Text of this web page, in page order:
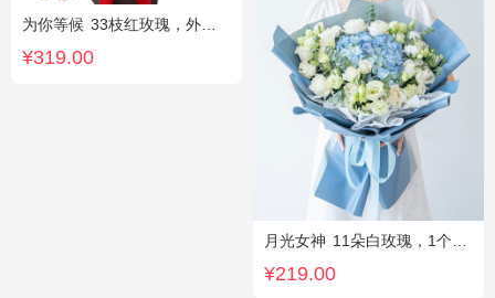
为你等候 33枝红玫瑰，外围满天星和黄莺，随机赠送两只公仔
¥319.00
月光女神 11朵白玫瑰，1个蓝色绣球，桔梗搭配
¥219.00